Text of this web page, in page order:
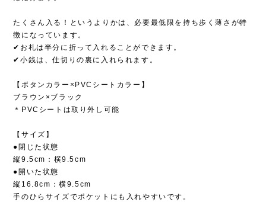
たくさん入る！というよりかは、必要最低限を持ち歩く薄さが特
徴になっています。
✔︎お札は半分に折って入れることができます。
✔︎小銭は、仕切りの裏に入れられます。
【ボタンカラー×PVCシートカラー】
ブラウン×ブラック
＊PVCシートは取り外し可能
【サイズ】
●閉じた状態
縦9.5cm：横9.5cm
●開いた状態
縦16.8cm：横9.5cm
手のひらサイズでポケットにも入れやすいです。